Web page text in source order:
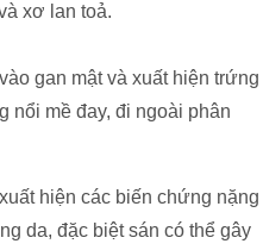
xơ lan toả.
gan mật và xuất hiện trứng
nổi mề đay, đi ngoài phân
hiện các biến chứng nặng
da, đặc biệt sán có thể gây